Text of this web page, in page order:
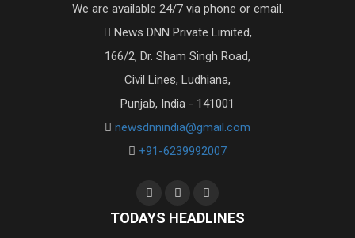
We are available 24/7 via phone or email.
News DNN Private Limited,
166/2, Dr. Sham Singh Road,
Civil Lines, Ludhiana,
Punjab, India - 141001
newsdnnindia@gmail.com
+91-6239992007
TODAYS HEADLINES